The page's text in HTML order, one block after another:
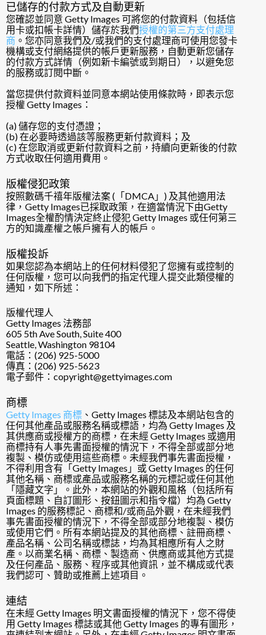
已儲存的付款方式及自動更新
您確認並同意 Getty Images 可將您的付款資料（包括信
用卡或扣帳卡詳情）儲存於我們授權的第三方支付處理
商 。您亦同意我們及/或我們的支付處理商可使用您發卡
機構或支付網絡提供的帳戶更新服務，自動更新您儲存
的付款方式詳情（例如新卡編號或到期日），以避免您
的服務或訂閱中斷。
當您提供付款資料並同意本網站使用條款時，即表示您
授權 Getty Images：
(a) 儲存您的支付憑證；
(b) 在必要時透過該等服務更新付款資料；及
(c) 在您取消或更新付款資料之前，持續向更新後的付款
方式收取任何適用費用。
版權侵犯政策
按照數碼千禧年版權法案 (「DMCA」) 及其他適用法
律，Getty Images已採取政策，在適當情況下由Getty
Images全權酌情決定終止侵犯 Getty Images 或任何第三
方的知識產權之帳戶擁有人的帳戶。
版權投訴
如果您認為本網站上的任何材料侵犯了您擁有或控制的
任何版權，您可以向我們的指定代理人提交此類侵權的
通知，如下所述：
版權代理人
Getty Images 法務部
605 5th Ave South, Suite 400
Seattle, Washington 98104
電話：(206) 925-5000
傳真：(206) 925-5623
電子郵件：copyright@gettyimages.com
商標
Getty Images 商標 、Getty Images 標誌及本網站包含的
任何其他產品或服務名稱或標語，均為 Getty Images 及
其供應商或授權方的商標，在未經 Getty Images 或適用
商標持有人事先書面授權的情況下，不得全部或部分地
複製、模仿或使用這些商標。未經我們事先書面授權，
不得利用含有「Getty Images」或 Getty Images 的任何
其他名稱、商標或產品或服務名稱的元標記或任何其他
「隱藏文字」。此外，本網站的外觀和風格（包括所有
頁面標題、自訂圖形、按鈕圖示和指令檔）均為 Getty
Images 的服務標記、商標和/或商品外觀，在未經我們
事先書面授權的情況下，不得全部或部分地複製、模仿
或使用它們。所有本網站提及的其他商標、註冊商標、
產品名稱、公司名稱或標誌，均為其相應所有人之財
產。以商業名稱、商標、製造商、供應商或其他方式提
及任何產品、服務、程序或其他資訊，並不構成或代表
我們認可、贊助或推薦上述項目。
連結
在未經 Getty Images 明文書面授權的情況下，您不得使
用 Getty Images 標誌或其他 Getty Images 的專有圖形，